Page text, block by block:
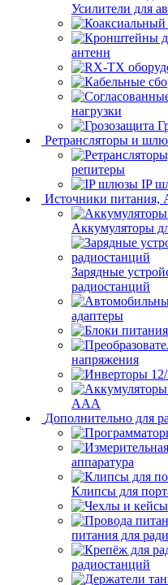
Усилители для
антенн
нагрузки
Ретрансляторы и
репитеры
IP
Источники
Аккумуляторы
Зарядные
радиостанций
адаптеры
напряжения
ААА
Дополнительно для
аппаратура
Клипсы для
питания для
радиостанций